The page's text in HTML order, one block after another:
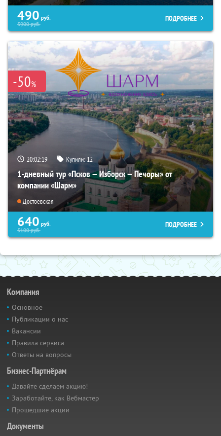
490 руб.
3900руб.
ПОДРОБНЕЕ
-50%
20:02:17 Купили:12
1-дневный тур «Псков — Изборск — Печоры» от
компании «Шарм»
Достоевская
640 руб.
5100руб.
ПОДРОБНЕЕ
Компания
Основное
Публикации о нас
Вакансии
Правила сервиса
Ответы на вопросы
Бизнес-Партнёрам
Давайте сделаем акцию!
Заработайте, как Вебмастер
Прошедшие акции
Документы